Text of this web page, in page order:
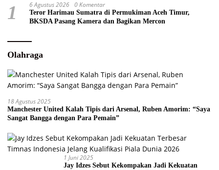
1 6 Agustus 2026 0 Komentar
Teror Harimau Sumatra di Permukiman Aceh Timur,
BKSDA Pasang Kamera dan Bagikan Mercon
Olahraga
18 Agustus 2025
Manchester United Kalah Tipis dari Arsenal, Ruben Amorim: “Saya
Sangat Bangga dengan Para Pemain”
1 Juni 2025
Jay Idzes Sebut Kekompakan Jadi Kekuatan